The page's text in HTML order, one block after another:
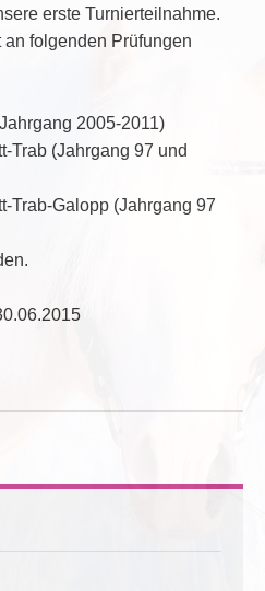
erste Turnierteilnahme.
folgenden Prüfungen
2005-2011)
Trab (Jahrgang 97 und
Trab-Galopp (Jahrgang 97